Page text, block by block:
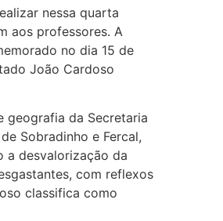
nessa quarta
aos professores. A
no dia 15 de
João Cardoso
geografia da Secretaria
Sobradinho e Fercal,
a desvalorização da
com reflexos
classifica como